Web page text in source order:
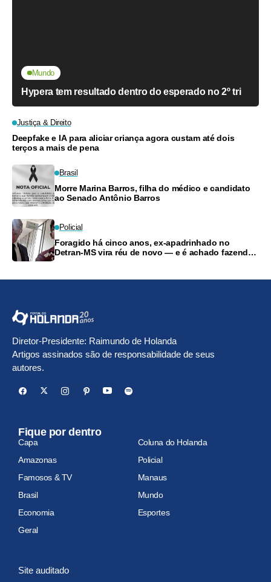
Mundo
Hypera tem resultado dentro do esperado no 2º tri
Justiça & Direito
Deepfake e IA para aliciar criança agora custam até dois
terços a mais de pena
Brasil
Morre Marina Barros, filha do médico e candidato
ao Senado Antônio Barros
Policial
Foragido há cinco anos, ex-apadrinhado no
Detran-MS vira réu de novo — e é achado fazendo
Diretor-Presidente: Raimundo de Holanda
Artigos assinados são de responsabilidade de seus
autores.
Fique por dentro
Capa
Coluna do Holanda
Amazonas
Policial
Famosos & TV
Manaus
Brasil
Mundo
Economia
Esportes
Geral
Site auditado